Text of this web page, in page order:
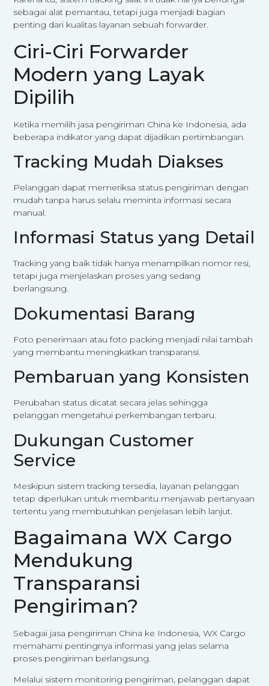
sebagai alat pemantau, tetapi juga menjadi bagian
penting dari kualitas layanan sebuah forwarder.
Ciri-Ciri Forwarder
Modern yang Layak
Dipilih
Ketika memilih jasa pengiriman China ke Indonesia, ada
beberapa indikator yang dapat dijadikan pertimbangan.
Tracking Mudah Diakses
Pelanggan dapat memeriksa status pengiriman dengan
mudah tanpa harus selalu meminta informasi secara
manual.
Informasi Status yang Detail
Tracking yang baik tidak hanya menampilkan nomor resi,
tetapi juga menjelaskan proses yang sedang
berlangsung.
Dokumentasi Barang
Foto penerimaan atau foto packing menjadi nilai tambah
yang membantu meningkatkan transparansi.
Pembaruan yang Konsisten
Perubahan status dicatat secara jelas sehingga
pelanggan mengetahui perkembangan terbaru.
Dukungan Customer
Service
Meskipun sistem tracking tersedia, layanan pelanggan
tetap diperlukan untuk membantu menjawab pertanyaan
tertentu yang membutuhkan penjelasan lebih lanjut.
Bagaimana WX Cargo
Mendukung
Transparansi
Pengiriman?
Sebagai jasa pengiriman China ke Indonesia, WX Cargo
memahami pentingnya informasi yang jelas selama
proses pengiriman berlangsung.
Melalui sistem monitoring pengiriman, pelanggan dapat